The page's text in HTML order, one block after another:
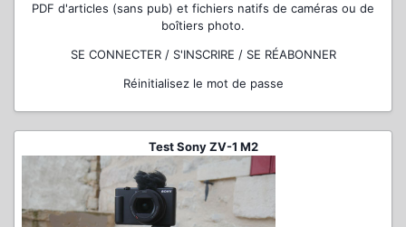
PDF d'articles (sans pub) et fichiers natifs de caméras ou de
boîtiers photo.
SE CONNECTER / S'INSCRIRE / SE RÉABONNER
Réinitialisez le mot de passe
Test Sony ZV-1 M2